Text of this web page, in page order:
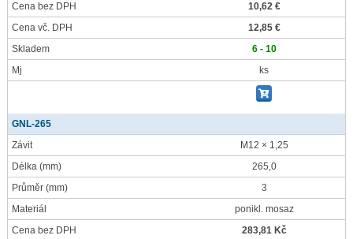
Cena bez DPH
10,62 €
Cena vč. DPH
12,85 €
Skladem
6 - 10
Mj
ks
GNL-265
Závit
M12 × 1,25
Délka (mm)
265,0
Průměr (mm)
3
Materiál
ponikl. mosaz
Cena bez DPH
283,81 Kč